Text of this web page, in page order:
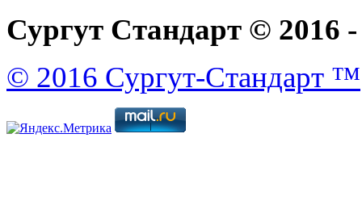
Сургут Стандарт © 2016 -
© 2016 Сургут-Стандарт ™